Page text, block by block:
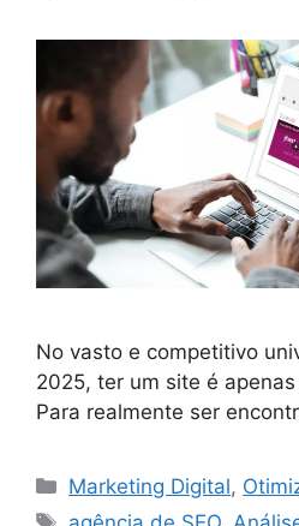
No vasto e competitivo
2025, ter um site é
Para realmente ser
Categorias
Marketing Digital,
Tags